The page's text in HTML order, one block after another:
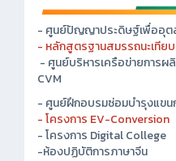
- ศูนย์ปัญญาประดิษฐ์เพื่ออุต
- หลักสูตรฐานสมรรถนะเที
- ศูนย์บริหารเครือข่ายการ
CVM
- ศูนย์ฝึกอบรมซ่อมบำรุงแขน
- โครงการ EV-Conversion
- โครงการ Digital College
-ห้องปฏิบัติการภาษาจีน